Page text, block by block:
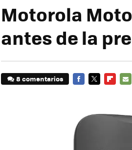
Motorola
antes de la
8 comentarios